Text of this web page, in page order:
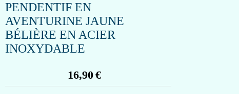
PENDENTIF EN
AVENTURINE JAUNE
BÉLIÈRE EN ACIER
INOXYDABLE
16,90€